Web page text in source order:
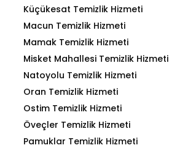
Küçükesat Temizlik Hizmeti
Macun Temizlik Hizmeti
Mamak Temizlik Hizmeti
Misket Mahallesi Temizlik Hizmeti
Natoyolu Temizlik Hizmeti
Oran Temizlik Hizmeti
Ostim Temizlik Hizmeti
Öveçler Temizlik Hizmeti
Pamuklar Temizlik Hizmeti